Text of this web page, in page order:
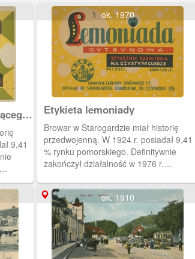
ok. 1970
Etykieta lemoniady
Browar w Starogardzie miał historię
przedwojenną. W 1924 r. posiadał 9,41
% rynku pomorskiego. Definitywnie
zakończył działalność w 1976 r.
orzeźwiające, lemoniady i oranżady.
ok. 1910